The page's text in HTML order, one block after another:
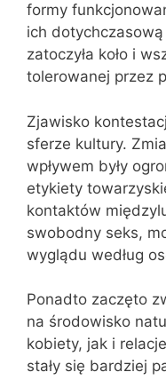
formy
ich
zatoczyła koło i
tolerowanej przez
Zjawisko
sferze kultury.
wpływem były
etykiety
kontaktów
swobodny seks,
wyglądu według
Ponadto zaczęto
na środowisko
kobiety, jak i
stały się bardziej